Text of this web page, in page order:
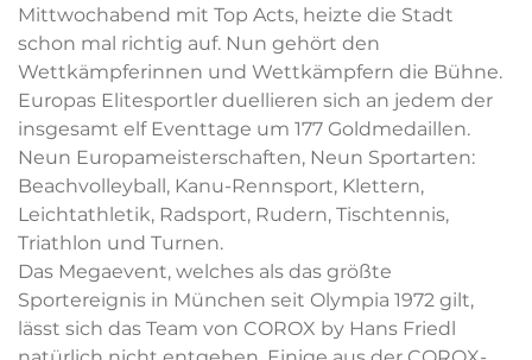
Mittwochabend mit Top Acts, heizte die Stadt
schon mal richtig auf. Nun gehört den
Wettkämpferinnen und Wettkämpfern die Bühne.
Europas Elitesportler duellieren sich an jedem der
insgesamt elf Eventtage um 177 Goldmedaillen.
Neun Europameisterschaften, Neun Sportarten:
Beachvolleyball, Kanu-Rennsport, Klettern,
Leichtathletik, Radsport, Rudern, Tischtennis,
Triathlon und Turnen.
Das Megaevent, welches als das größte
Sportereignis in München seit Olympia 1972 gilt,
lässt sich das Team von COROX by Hans Friedl